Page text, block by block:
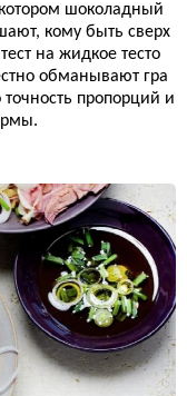
шоколадный
кому быть сверх
на жидкое тесто
обманывают гра
пропорций и